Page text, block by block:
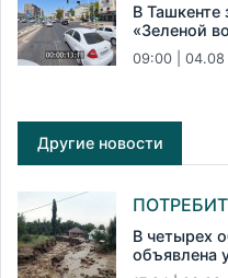
В Ташкенте
«Зеленой
09:00 | 04.08
Другие новости
В четырех
объявлена